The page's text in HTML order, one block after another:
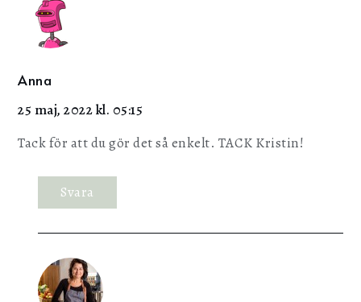
Anna
25 maj, 2022 kl. 05:15
Tack för att du gör det så enkelt. TACK Kristin!
Svara